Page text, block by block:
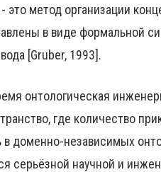
это метод организации
в виде формальной
[Gruber, 1993].
онтологическая
где количество
доменно-независимых
серьёзной научной и